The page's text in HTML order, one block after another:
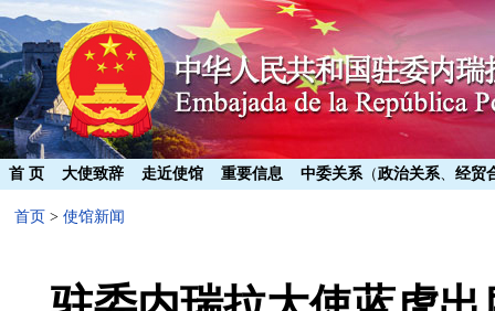
首 页 大使致辞 走近使馆 重要信息 中委关系（政治关系、 经贸
首页 > 使馆新闻